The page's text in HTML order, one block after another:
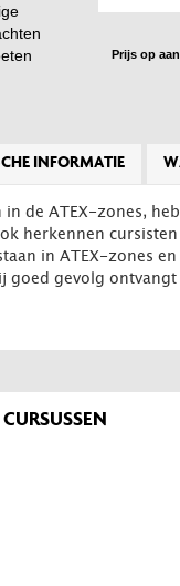
Prijs op
INFORMATIE
de ATEX-zones,
herkennen
in ATEX-zones
gevolg